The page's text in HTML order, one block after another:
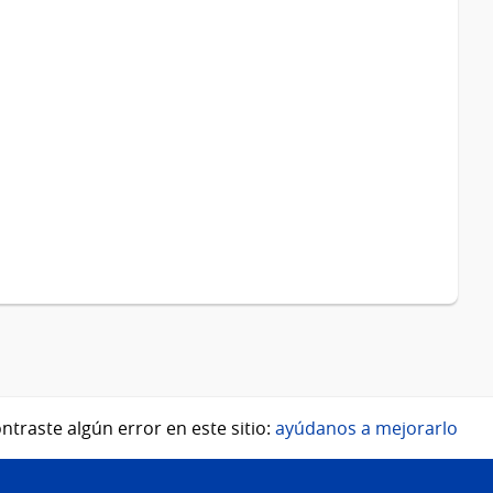
algún error en este sitio: ayúdanos a mejorarlo